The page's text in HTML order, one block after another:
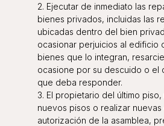
2. Ejecutar de inmediato las
bienes privados, incluidas las
ubicadas dentro del bien
ocasionar perjuicios al edificio
bienes que lo integran,
ocasione por su descuido o el
que deba responder.
3. El propietario del último
nuevos pisos o realizar
autorización de la asamblea,